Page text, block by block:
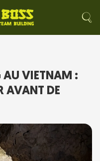
AU VIETNAM :
AVANT DE